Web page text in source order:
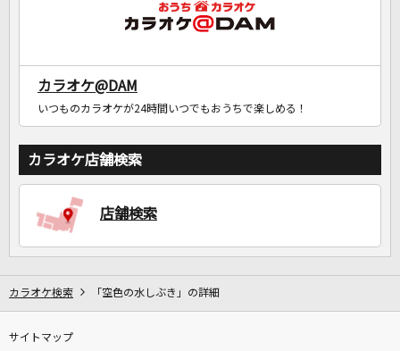
カラオケ@DAM
いつものカラオケが24時間いつでもおうちで楽しめる！
カラオケ店舗検索
店舗検索
カラオケ検索 「空色の水しぶき」の詳細
サイトマップ